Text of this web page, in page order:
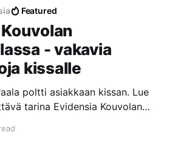
Featured
- vakavia
kissalle
poltti asiakkaan kissan. Lue
tarina Evidensia Kouvolan